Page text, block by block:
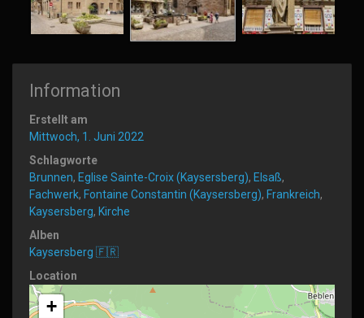
Information
Erstellt am
Mittwoch, 1. Juni 2022
Schlagworte
Brunnen, Eglise Sainte-Croix (Kaysersberg), Elsaß,
Fachwerk, Fontaine Constantin (Kaysersberg), Frankreich,
Kaysersberg, Kirche
Alben
Kaysersberg 🇫🇷
Location
+